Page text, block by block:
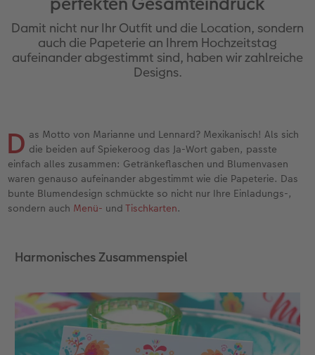
Jahrbuch gestalten
CEWE FOTOBUCH Kids
Panoramaseite
Designvorlagen
Foto-Kochbuch
Kundenbeispiele
Gestaltungsideen
Anleitungen & Hilfe
Nature Prints
Bilderboxen
Premium Poster
Fotosets
Sofortfotos
Fotos digitalisieren
Photo Streetmap Poster
Acrylglas
Alu-Dibond
Gallery Print
hexxas
Willkommensschild
im Wunschformat
Neuheiten
Dankeskarten Kommunion
Dankeskarten
Urlaubsgrüße
Papierqualitäten
Klappkarten
Fotokarten
Digitale Grußkarte
CEWE myPhotos
Textilien
Schule & Büro
Foto-Geschenkbox
Handyhüllen
Faber-Castell
Haustierwelt
CEWE Geschenkgutschein
CEWE myPhotos
Wandkalender mit Design
Kalender-Kundenbeispiele
Neuheiten
Handykette
Kunststoffhüllen
Lederhüllen
mit Design
CEWE myPhotos
Neuheiten
nachhaltiger Schenken
Danke sagen
Liebe schenken
Inspiration
Kundenbeispiele
Damit nicht nur Ihr Outfit und die Location, sondern
auch die Papeterie an Ihrem Hochzeitstag
aufeinander abgestimmt sind, haben wir zahlreiche
Designs.
D as Motto von Marianne und Lennard? Mexikanisch! Als sich
die beiden auf Spiekeroog das Ja-Wort gaben, passte
einfach alles zusammen: Getränkeflaschen und Blumenvasen
waren genauso aufeinander abgestimmt wie die Papeterie. Das
bunte Blumendesign schmückte so nicht nur Ihre Einladungs-,
sondern auch Menü- undTischkarten.
Harmonisches Zusammenspiel